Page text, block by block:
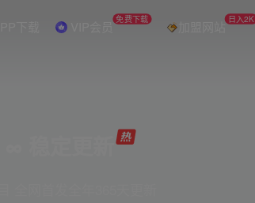
下载 VIP会员 免费下载 加盟网站 日入2K